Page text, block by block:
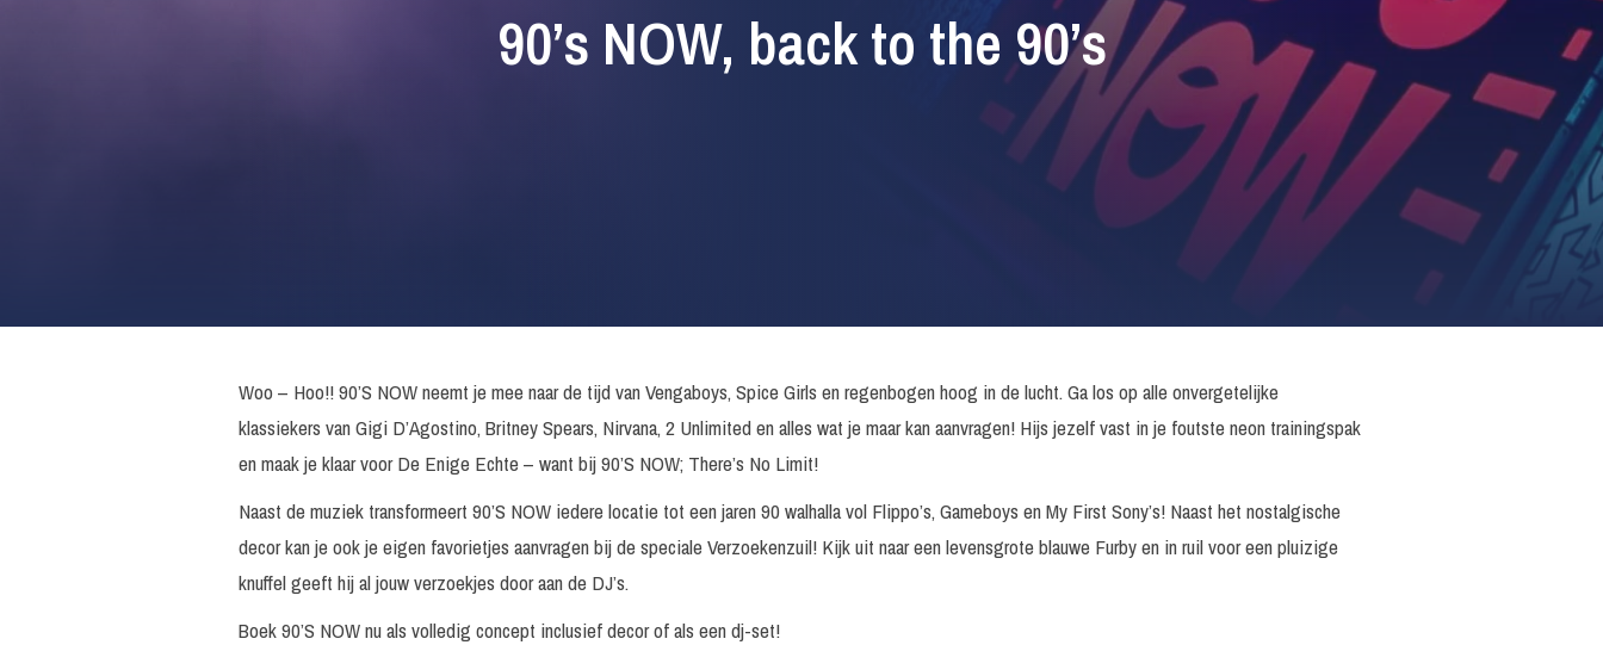
90’s NOW, back to the 90’s
Woo – Hoo!! 90’S NOW neemt je mee naar de tijd van Vengaboys, Spice Girls en regenbogen hoog in de lucht. Ga los op alle onvergetelijke
klassiekers van Gigi D’Agostino, Britney Spears, Nirvana, 2 Unlimited en alles wat je maar kan aanvragen! Hijs jezelf vast in je foutste neon trainingspak
en maak je klaar voor De Enige Echte – want bij 90’S NOW; There’s No Limit!
Naast de muziek transformeert 90’S NOW iedere locatie tot een jaren 90 walhalla vol Flippo’s, Gameboys en My First Sony’s! Naast het nostalgische
decor kan je ook je eigen favorietjes aanvragen bij de speciale Verzoekenzuil! Kijk uit naar een levensgrote blauwe Furby en in ruil voor een pluizige
knuffel geeft hij al jouw verzoekjes door aan de DJ’s.
Boek 90’S NOW nu als volledig concept inclusief decor of als een dj-set!